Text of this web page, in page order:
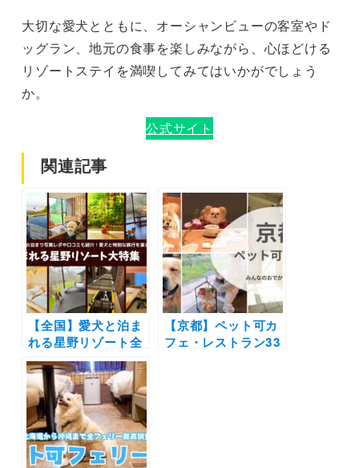
大切な愛犬とともに、オーシャンビューの客室やド
ッグラン、地元の食事を楽しみながら、心ほどける
リゾートステイを満喫してみてはいかがでしょう
か。
公式サイト
関連記事
【全国】愛犬と泊ま
れる星野リゾート全
42施設大特集！実際
のお泊まり写真レポ
や口コミも | 大切な
ペットと特別な旅行
を楽しもう♪
【京都】ペット可カ
フェ・レストラン33